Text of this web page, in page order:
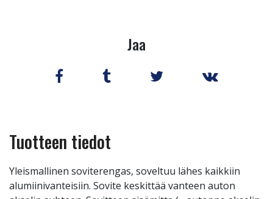
Jaa
Tuotteen tiedot
Yleismallinen soviterengas, soveltuu lähes kaikkiin
alumiinivanteisiin. Sovite keskittää vanteen auton